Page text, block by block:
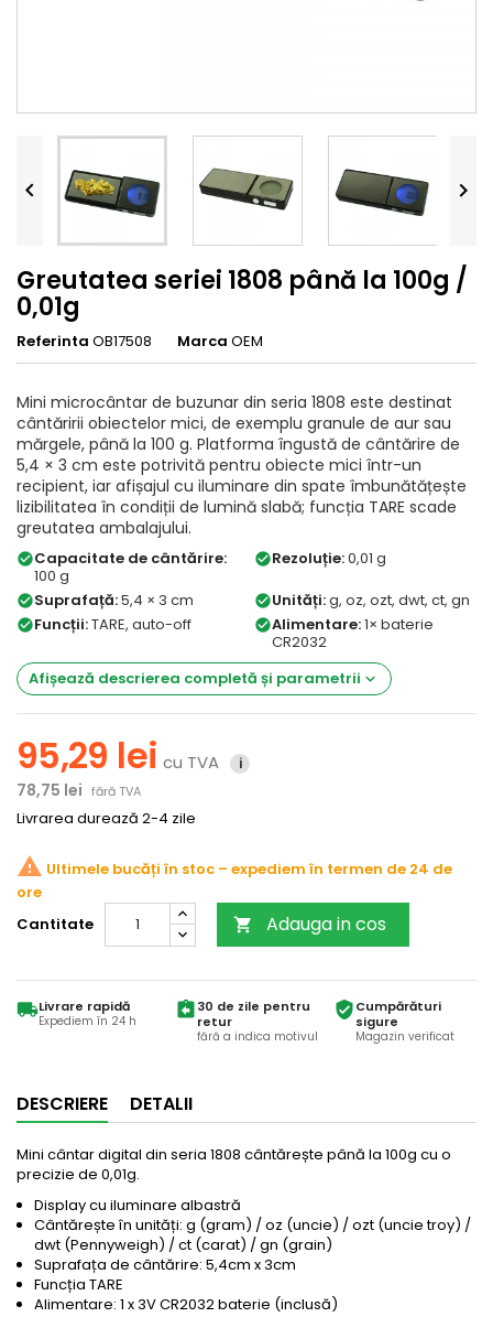
 
Greutatea seriei 1808 până la 100g /
0,01g
Referinta OB17508 Marca OEM
Mini microcântar de buzunar din seria 1808 este destinat
cântăririi obiectelor mici, de exemplu granule de aur sau
mărgele, până la 100 g. Platforma îngustă de cântărire de
5,4 × 3 cm este potrivită pentru obiecte mici într-un
recipient, iar afișajul cu iluminare din spate îmbunătățește
lizibilitatea în condiții de lumină slabă; funcția TARE scade
greutatea ambalajului.
check_circleCapacitate de cântărire:
100 g
check_circleRezoluție:0,01 g
check_circleSuprafață:5,4 × 3 cm check_circleUnități:g, oz, ozt, dwt, ct, gn
check_circleFuncții:TARE, auto-off check_circleAlimentare:1× baterie
CR2032
Afișează descrierea completă și parametrii keyboard_arrow_down
95,29 lei cu TVA i
78,75 lei fără TVA
Livrarea durează 2-4 zile
warning Ultimele bucăți în stoc
Cantitate  Adauga in cos
local_shippingLivrare rapidă
Expediem în 24 h
assignment_return30 de zile pentru
retur
fără a indica motivul
verified_userCumpărături
sigure
Magazin verificat
DESCRIERE DETALII
Mini cântar digital din seria 1808 cântărește până la 100g cu o
precizie de 0,01g.
Display cu iluminare albastră
Cântărește în unități: g (gram) / oz (uncie) / ozt (uncie troy) /
dwt (Pennyweigh) / ct (carat) / gn (grain)
Suprafața de cântărire: 5,4cm x 3cm
Funcția TARE
Alimentare: 1 x 3V CR2032 baterie (inclusă)